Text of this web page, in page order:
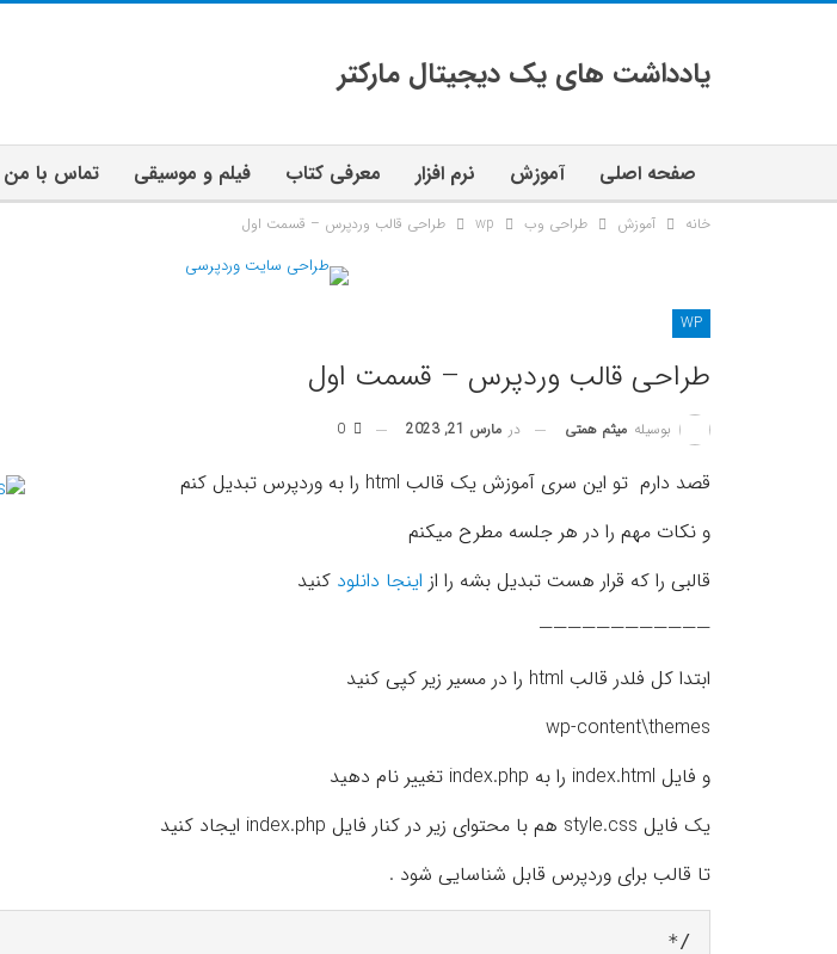
یادداشت های یک دیجیتال مارکتر
صفحه اصلی آموزش نرم افزار معرفی کتاب فیلم و موسیقی تماس با من
خانه آموزش طراحی وب wp طراحی قالب وردپرس – قسمت اول
WP
طراحی قالب وردپرس – قسمت اول
بوسیله میثم همتی در مارس 21, 2023
قصد دارم تو این سری آموزش یک قالب html را به وردپرس تبدیل کنم
و نکات مهم را در هر جلسه مطرح میکنم
قالبی را که قرار هست تبدیل بشه را از اینجا دانلود کنید
————————————
ابتدا کل فلدر قالب html را در مسیر زیر کپی کنید
wp-content\themes
و فایل index.html را به index.php تغییر نام دهید
یک فایل style.css هم با محتوای زیر در کنار فایل index.php ایجاد کنید
تا قالب برای وردپرس قابل شناسایی شود .